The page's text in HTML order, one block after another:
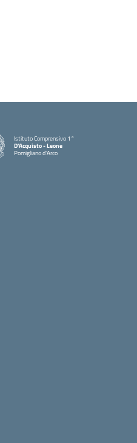
Istituto Comprensivo 1°
D'Acquisto - Leone
Pomigliano d'Arco
— Visita la pagina iniziale della scuola